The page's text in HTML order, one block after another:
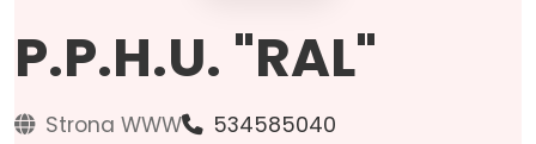
P.P.H.U. "RAL"
Strona WWW
534585040